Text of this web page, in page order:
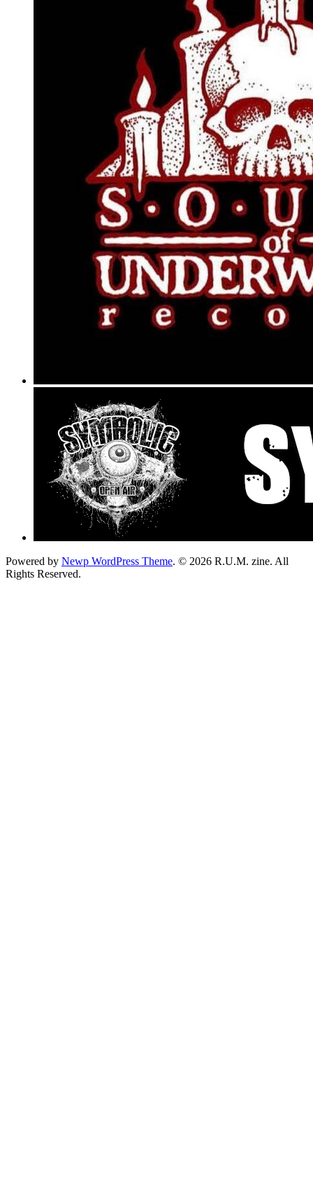
Powered by Newp WordPress Theme. © 2026 R.U.M. zine. All
Rights Reserved.